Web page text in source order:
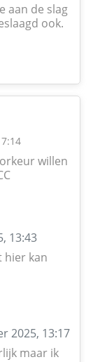
aan de slag
ook.
willen
13:43
hier kan
2025, 13:17
maar ik